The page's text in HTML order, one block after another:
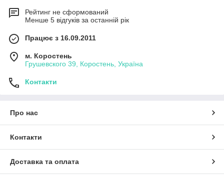
Рейтинг не сформований
Менше 5 відгуків за останній рік
Працює з 16.09.2011
м. Коростень
Грушевского 39, Коростень, Україна
Контакти
Про нас
Контакти
Доставка та оплата